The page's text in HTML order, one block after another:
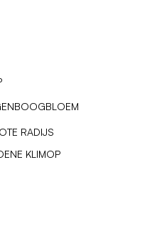
RADIJS
KLIMOP